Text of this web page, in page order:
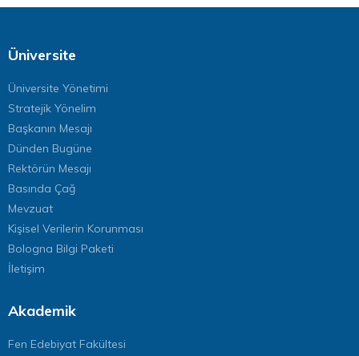
Üniversite
Üniversite Yönetimi
Stratejik Yönelim
Başkanın Mesajı
Dünden Bugüne
Rektörün Mesajı
Basında Çağ
Mevzuat
Kişisel Verilerin Korunması
Bologna Bilgi Paketi
İletişim
Akademik
Fen Edebiyat Fakültesi